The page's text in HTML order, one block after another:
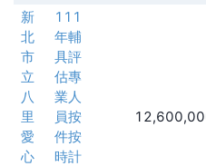
新
北
市
立
八
里
愛
心
111
年輔
具評
估專
業人
員按
件按
時計